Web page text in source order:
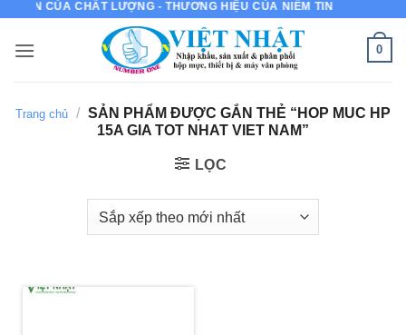
nội
IN CỦA CHẤT LƯỢNG - THƯƠNG HIỆU CỦA NIỀM TIN
0
Trang chủ / SẢN PHẨM ĐƯỢC GẮN THẺ “HOP MUC HP
15A GIA TOT NHAT VIET NAM”
LỌC